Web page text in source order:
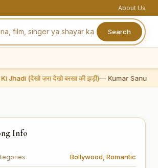
About Us
Search
(देखो ज़रा देखो बरखा की झड़ी)— Kumar Sanu
Info
Bollywood Romantic